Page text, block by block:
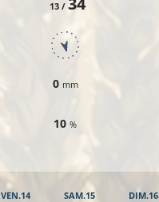
13 /
0 mm
10%
VEN.14 SAM.15 DIM.16